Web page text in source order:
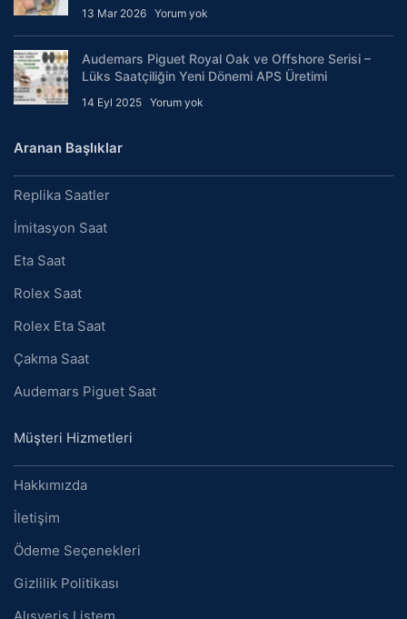
13 Mar 2026 Yorum yok
Audemars Piguet Royal Oak ve Offshore Serisi –
Lüks Saatçiliğin Yeni Dönemi APS Üretimi
14 Eyl 2025 Yorum yok
Aranan Başlıklar
Replika Saatler
İmitasyon Saat
Eta Saat
Rolex Saat
Rolex Eta Saat
Çakma Saat
Audemars Piguet Saat
Müşteri Hizmetleri
Hakkımızda
İletişim
Ödeme Seçenekleri
Gizlilik Politikası